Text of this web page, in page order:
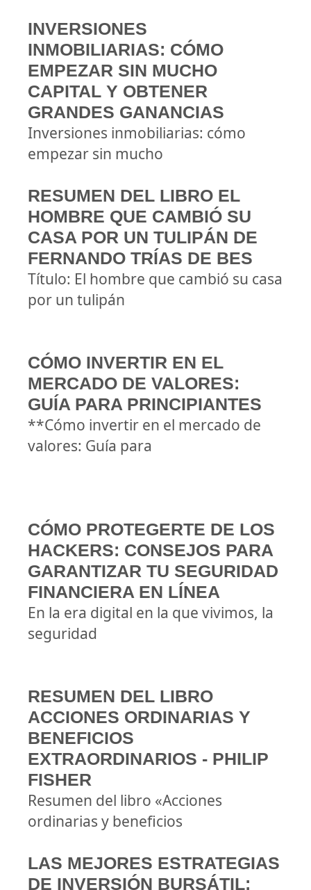
INVERSIONES
INMOBILIARIAS: CÓMO
EMPEZAR SIN MUCHO
CAPITAL Y OBTENER
GRANDES GANANCIAS
Inversiones inmobiliarias: cómo
empezar sin mucho
RESUMEN DEL LIBRO EL
HOMBRE QUE CAMBIÓ SU
CASA POR UN TULIPÁN DE
FERNANDO TRÍAS DE BES
Título: El hombre que cambió su casa
por un tulipán
CÓMO INVERTIR EN EL
MERCADO DE VALORES:
GUÍA PARA PRINCIPIANTES
**Cómo invertir en el mercado de
valores: Guía para
CÓMO PROTEGERTE DE LOS
HACKERS: CONSEJOS PARA
GARANTIZAR TU SEGURIDAD
FINANCIERA EN LÍNEA
En la era digital en la que vivimos, la
seguridad
RESUMEN DEL LIBRO
ACCIONES ORDINARIAS Y
BENEFICIOS
EXTRAORDINARIOS - PHILIP
FISHER
Resumen del libro «Acciones
ordinarias y beneficios
LAS MEJORES ESTRATEGIAS
DE INVERSIÓN BURSÁTIL: